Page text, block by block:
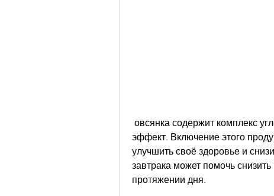
эффект. Включение этого
улучшить своё здоровье и
завтрака может помочь
протяжении дня.